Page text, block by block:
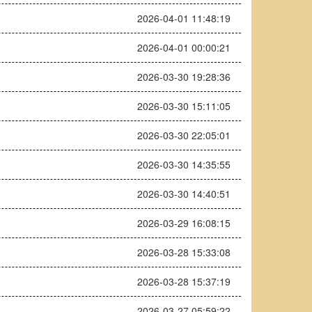
2026-04-01 11:48:19
2026-04-01 00:00:21
2026-03-30 19:28:36
2026-03-30 15:11:05
2026-03-30 22:05:01
2026-03-30 14:35:55
2026-03-30 14:40:51
2026-03-29 16:08:15
2026-03-28 15:33:08
2026-03-28 15:37:19